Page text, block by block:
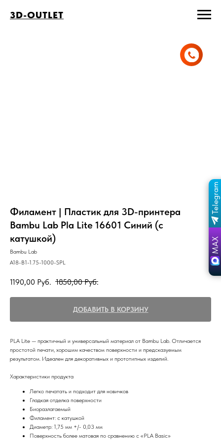
3D-OUTLET
Филамент | Пластик для 3D-принтера
Bambu Lab Pla Lite 16601 Синий (с
катушкой)
Bambu Lab
A18-B1-1.75-1000-SPL
1190,00 Руб. 1850,00 Руб.
ДОБАВИТЬ В КОРЗИНУ
PLA Lite — практичный и универсальный материал от Bambu Lab. Отличается
простотой печати, хорошим качеством поверхности и предсказуемым
результатом. Идеален для декоративных и прототипных изделий.
Характеристики продукта
Легко печатать и подходит для новичков
Гладкая отделка поверхности
Биоразлагаемый
Филамент: с катушкой
Диаметр: 1,75 мм +/- 0,03 мм
Поверхность более матовая по сравнению с «PLA Basic»